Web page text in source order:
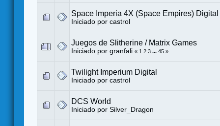
Space Imperia 4X (Space Empires) Digital
Iniciado por castrol
Juegos de Slitherine / Matrix Games
Iniciado por granfali « 1 2 3 ... 45 »
Twilight Imperium Digital
Iniciado por castrol
DCS World
Iniciado por Silver_Dragon